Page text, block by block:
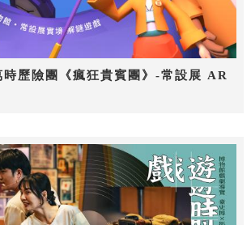
時歷險團《瘋狂貴賓團》-常設展 AR